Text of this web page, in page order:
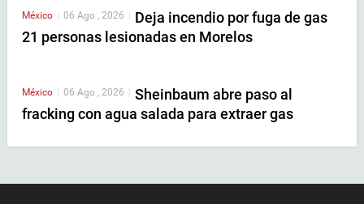
México 06 Ago , 2026
Deja incendio por fuga de gas
21 personas lesionadas en Morelos
México 06 Ago , 2026
Sheinbaum abre paso al
fracking con agua salada para extraer gas